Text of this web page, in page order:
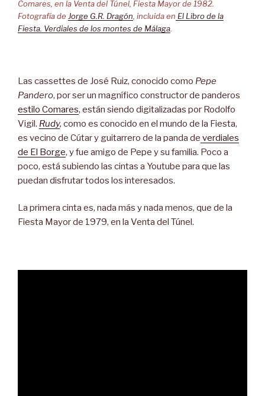
Comares, en la Venta del Túnel, Fiesta Mayor de 1982.
Fotografía de Jorge G.R. Dragón , incluida en El Libro de la
Fiesta. Verdiales de los montes de Málaga
Las cassettes de José Ruiz, conocido como Pepe
Pandero, por ser un magnífico constructor de panderos
estilo Comares, están siendo digitalizadas por Rodolfo
Vigil. Rudy, como es conocido en el mundo de la Fiesta,
es vecino de Cútar y guitarrero de la panda de verdiales
de El Borge, y fue amigo de Pepe y su familia. Poco a
poco, está subiendo las cintas a Youtube para que las
puedan disfrutar todos los interesados.
La primera cinta es, nada más y nada menos, que de la
Fiesta Mayor de 1979, en la Venta del Túnel.